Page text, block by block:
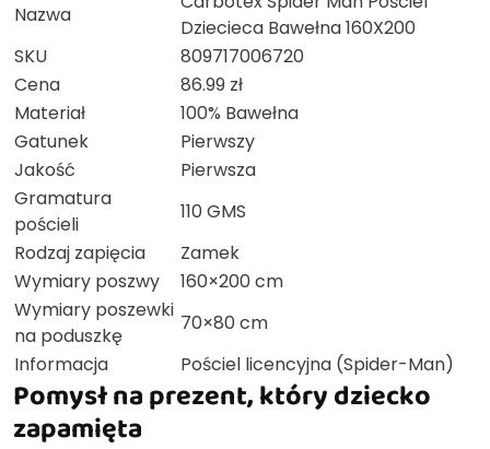
Nazwa
Dziecieca Bawełna 160X200
SKU
809717006720
Cena
86.99 zł
Materiał
100% Bawełna
Gatunek
Pierwszy
Jakość
Pierwsza
Gramatura
pościeli
110 GMS
Rodzaj zapięcia
Zamek
Wymiary poszwy
160×200 cm
Wymiary poszewki
na poduszkę
70×80 cm
Informacja
Pościel licencyjna (Spider-Man)
Pomysł na prezent, który dziecko
zapamięta